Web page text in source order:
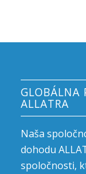
GLOBÁLNA
ALLATRA
Naša
dohodu
spoločnosti,